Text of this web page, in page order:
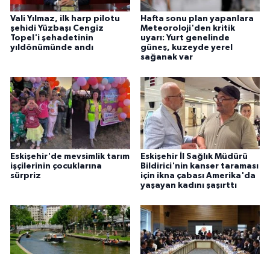
Vali Yılmaz, ilk harp pilotu
şehidi Yüzbaşı Cengiz
Topel'i şehadetinin
yıldönümünde andı
Hafta sonu plan yapanlara
Meteoroloji'den kritik
uyarı: Yurt genelinde
güneş, kuzeyde yerel
sağanak var
Eskişehir'de mevsimlik tarım
işçilerinin çocuklarına
sürpriz
Eskişehir İl Sağlık Müdürü
Bildirici'nin kanser taraması
için ikna çabası Amerika'da
yaşayan kadını şaşırttı